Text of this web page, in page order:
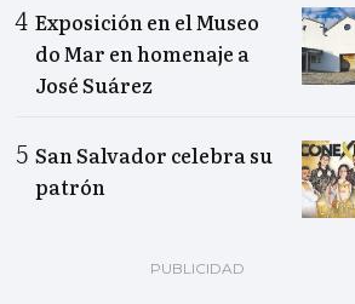
Exposición en el Museo
do Mar en homenaje a
José Suárez
San Salvador celebra su
patrón